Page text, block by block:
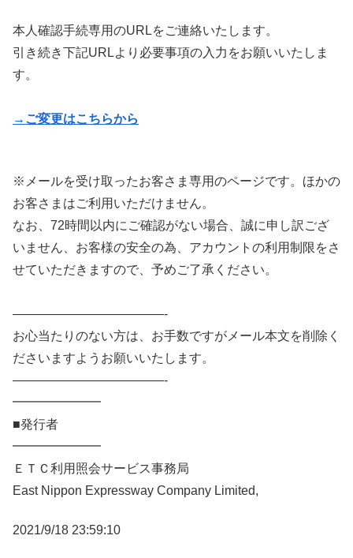
本人確認手続専用のURLをご連絡いたします。
引き続き下記URLより必要事項の入力をお願いいたしま
す。
→ ご変更はこちらから
※メールを受け取ったお客さま専用のページです。ほかの
お客さまはご利用いただけません。
なお、72時間以内にご確認がない場合、誠に申し訳ござ
いません、お客様の安全の為、アカウントの利用制限をさ
せていただきますので、予めご了承ください。
————————————-
お心当たりのない方は、お手数ですがメール本文を削除く
ださいますようお願いいたします。
————————————-
━━━━━━━
■発行者
━━━━━━━
ＥＴＣ利用照会サービス事務局
East Nippon Expressway Company Limited,
2021/9/18 23:59:10